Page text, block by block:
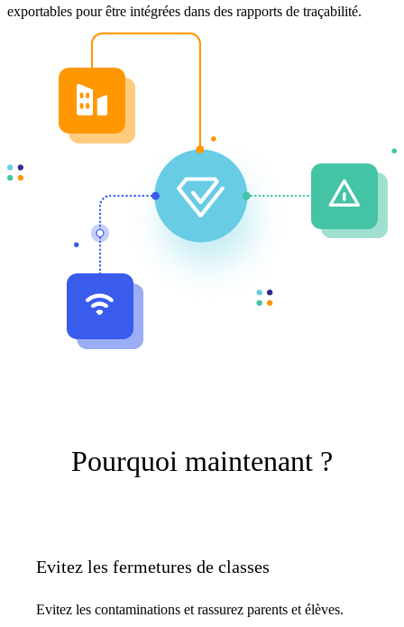
exportables pour être intégrées dans des rapports de traçabilité.
Pourquoi maintenant ?
Evitez les fermetures de classes
Evitez les contaminations et rassurez parents et élèves.